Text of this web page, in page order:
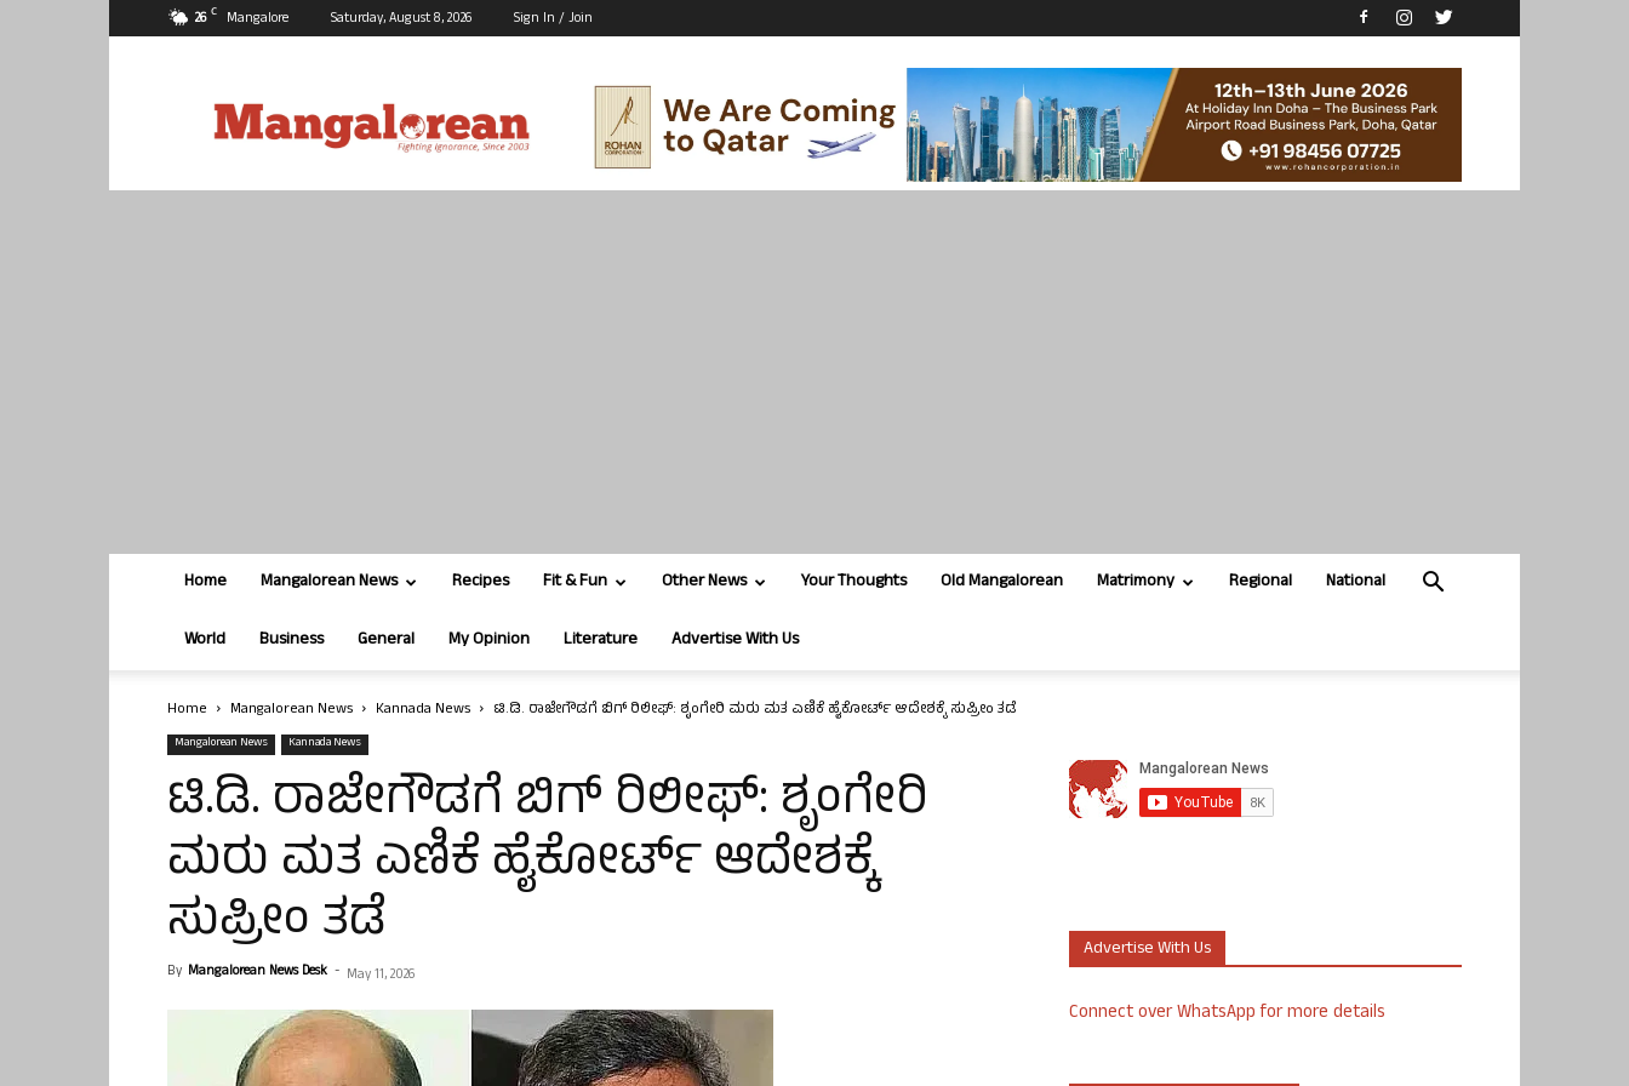
26 C Mangalore Saturday, August 8, 2026 Sign In / Join
Home Mangalorean News Recipes Fit & Fun Other News Your Thoughts Old Mangalorean Matrimony Regional National
World Business General My Opinion Literature Advertise With Us
Home Mangalorean News Kannada News ಟಿ.ಡಿ. ರಾಜೇಗೌಡಗೆ ಬಿಗ್ ರಿಲೀಫ್: ಶೃಂಗೇರಿ ಮರು ಮತ ಎಣಿಕೆ ಹೈಕೋರ್ಟ್ ಆದೇಶಕ್ಕೆ ಸುಪ್ರೀಂ ತಡೆ
Mangalorean News Kannada News
ಟಿ.ಡಿ. ರಾಜೇಗೌಡಗೆ ಬಿಗ್ ರಿಲೀಫ್: ಶೃಂಗೇರಿ
ಮರು ಮತ ಎಣಿಕೆ ಹೈಕೋರ್ಟ್ ಆದೇಶಕ್ಕೆ
ಸುಪ್ರೀಂ ತಡೆ
By Mangalorean News Desk - May 11, 2026
Advertise With Us
Connect over WhatsApp for more details